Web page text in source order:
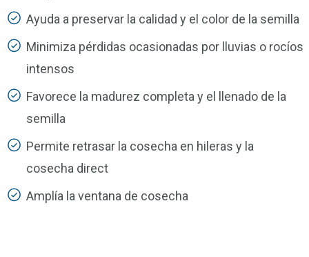
Ayuda a preservar la calidad y el color de la semilla
Minimiza pérdidas ocasionadas por lluvias o rocíos
intensos
Favorece la madurez completa y el llenado de la
semilla
Permite retrasar la cosecha en hileras y la
cosecha direct
Amplía la ventana de cosecha